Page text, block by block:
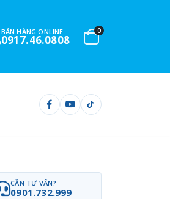
BÁN HÀNG ONLINE
0917.46.0808
0
CẦN TƯ VẤN?
0901.732.999